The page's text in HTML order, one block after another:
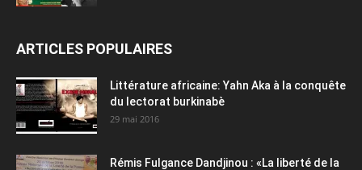
ARTICLES POPULAIRES
Littérature africaine: Yahn Aka à la conquête
du lectorat burkinabè
29 mai 2016
Rémis Fulgance Dandjinou : «La liberté de la